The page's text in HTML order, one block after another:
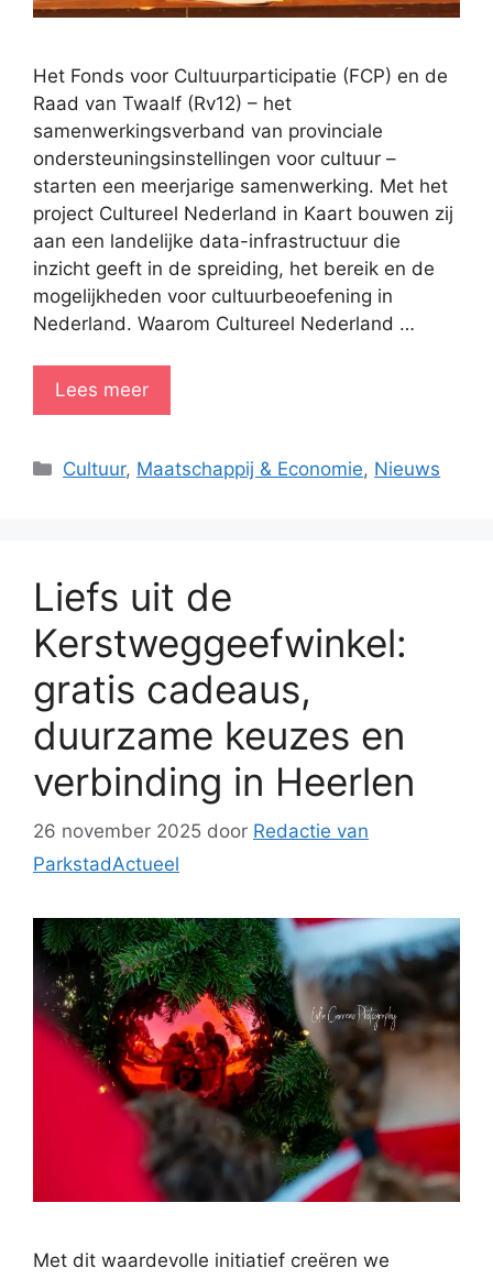
Het Fonds voor Cultuurparticipatie (FCP) en de
Raad van Twaalf (Rv12) – het
samenwerkingsverband van provinciale
ondersteuningsinstellingen voor cultuur –
starten een meerjarige samenwerking. Met het
project Cultureel Nederland in Kaart bouwen zij
aan een landelijke data-infrastructuur die
inzicht geeft in de spreiding, het bereik en de
mogelijkheden voor cultuurbeoefening in
Nederland. Waarom Cultureel Nederland …
Lees meer
Categorieën
Cultuur, Maatschappij & Economie, Nieuws
Liefs uit de
Kerstweggeefwinkel:
gratis cadeaus,
duurzame keuzes en
verbinding in Heerlen
26 november 2025 door Redactie van
ParkstadActueel
Met dit waardevolle initiatief creëren we